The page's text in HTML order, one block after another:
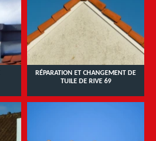
RÉPARATION ET CHANGEMENT DE
TUILE DE RIVE 69